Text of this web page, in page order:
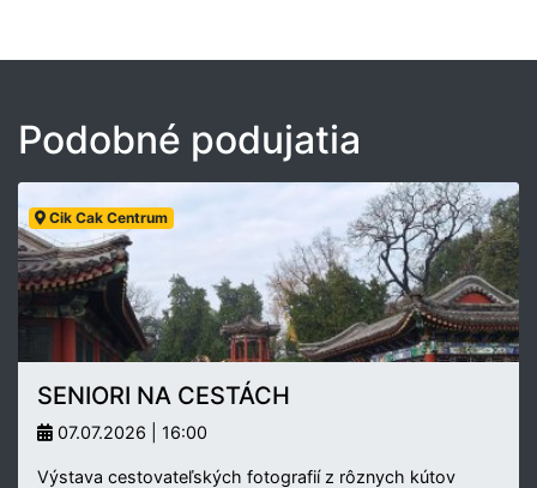
Podobné podujatia
Cik Cak Centrum
SENIORI NA CESTÁCH
07.07.2026 | 16:00
Výstava cestovateľských fotografií z rôznych kútov